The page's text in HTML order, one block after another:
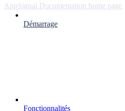
AppSignal Documentation home page
Démarrage
Fonctionnalités